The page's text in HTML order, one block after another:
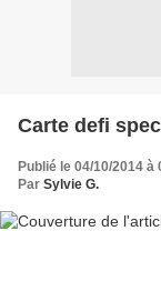
Carte defi
Publié le 04/10/2014 à
Par Sylvie G.